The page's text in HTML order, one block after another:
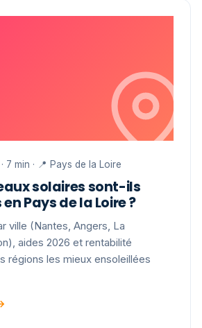
7 min · 📍 Pays de la Loire
solaires sont-ils
Pays de la Loire ?
ville (Nantes, Angers, La
aides 2026 et rentabilité
régions les mieux ensoleillées